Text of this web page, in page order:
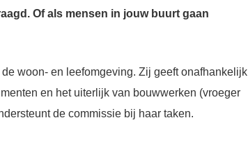
Of als mensen in jouw buurt gaan
woon- en leefomgeving. Zij geeft onafhankelijk
en het uiterlijk van bouwwerken (vroeger
de commissie bij haar taken.